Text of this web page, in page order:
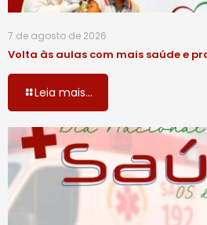
7 de agosto de 2026
Volta às aulas com mais saúde e
Leia mais...